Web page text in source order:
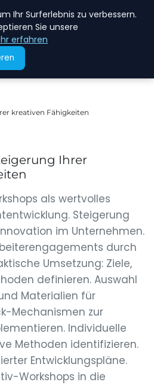
JOBS
kreativen Fähigkeiten
Ihrer
als wertvolles
Steigerung
im Unternehmen.
durch
Umsetzung: Ziele,
definieren. Auswahl
Materialien für
Mechanismen zur
Individuelle
Methoden identifizieren.
Entwicklungspläne.
Workshops in die
Ihr Surferlebnis zu verbessern.
Sie unsere
erfahren